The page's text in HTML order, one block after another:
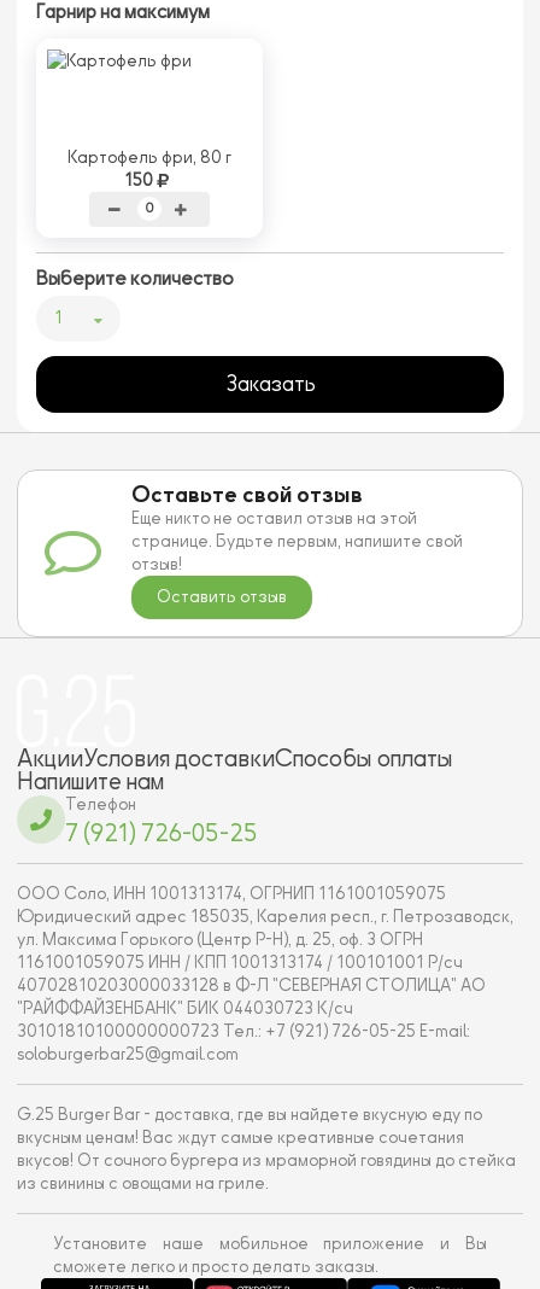
Гарнир на максимум
Картофель фри, 80 г
150
Выберите количество
1
Заказать
Оставьте свой отзыв
Еще никто не оставил отзыв на этой
странице. Будьте первым, напишите свой
отзыв!
Оставить отзыв
АкцииУсловия доставкиСпособы оплаты
Напишите нам
Телефон
7 (921) 726-05-25
ООО Соло, ИНН 1001313174, ОГРНИП 1161001059075
Юридический адрес 185035, Карелия респ., г. Петрозаводск,
ул. Максима Горького (Центр Р-Н), д. 25, оф. 3 ОГРН
1161001059075 ИНН / КПП 1001313174 / 100101001 Р/сч
40702810203000033128 в Ф-Л "СЕВЕРНАЯ СТОЛИЦА" АО
"РАЙФФАЙЗЕНБАНК" БИК 044030723 К/сч
30101810100000000723 Тел.: +7 (921) 726-05-25 E-mail:
soloburgerbar25@gmail.com
G.25 Burger Bar - доставка, где вы найдете вкусную еду по
вкусным ценам! Вас ждут самые креативные сочетания
вкусов! От сочного бургера из мраморной говядины до стейка
из свинины с овощами на гриле.
Установите наше мобильное приложение и Вы
сможете легко и просто делать заказы.